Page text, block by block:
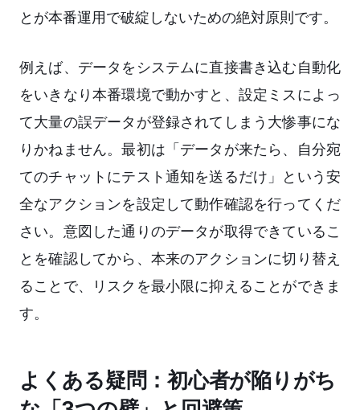
とが本番運用で破綻しないための絶対原則です。
例えば、データをシステムに直接書き込む自動化
をいきなり本番環境で動かすと、設定ミスによっ
て大量の誤データが登録されてしまう大惨事にな
りかねません。最初は「データが来たら、自分宛
てのチャットにテスト通知を送るだけ」という安
全なアクションを設定して動作確認を行ってくだ
さい。意図した通りのデータが取得できているこ
とを確認してから、本来のアクションに切り替え
ることで、リスクを最小限に抑えることができま
す。
よくある疑問：初心者が陥りがち